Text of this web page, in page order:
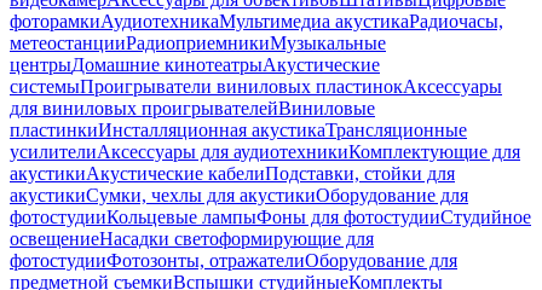
фоторамкиАудиотехникаМультимедиа акустикаРадиочасы,
метеостанцииРадиоприемникиМузыкальные
центрыДомашние кинотеатрыАкустические
системыПроигрыватели виниловых пластинокАксессуары
для виниловых проигрывателейВиниловые
пластинкиИнсталляционная акустикаТрансляционные
усилителиАксессуары для аудиотехникиКомплектующие для
акустикиАкустические кабелиПодставки, стойки для
акустикиСумки, чехлы для акустикиОборудование для
фотостудииКольцевые лампыФоны для фотостудииСтудийное
освещениеНасадки светоформирующие для
фотостудииФотозонты, отражателиОборудование для
предметной съемкиВспышки студийныеКомплекты